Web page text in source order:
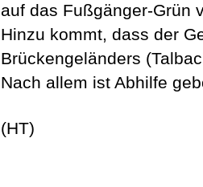
auf das Fußgänger-Grün
Hinzu kommt, dass der
Brückengeländers
Nach allem ist Abhilfe
(HT)